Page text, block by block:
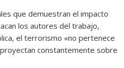
que demuestran el impacto
los autores del trabajo,
el terrorismo «no pertenece
constantemente sobre